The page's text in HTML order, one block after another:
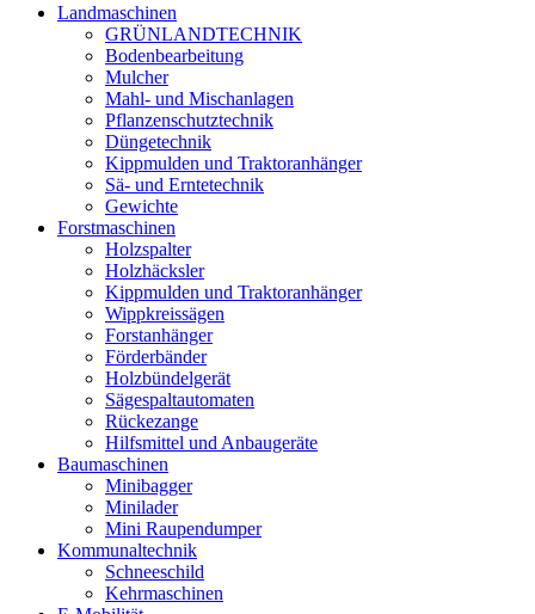
Landmaschinen
GRÜNLANDTECHNIK
Bodenbearbeitung
Mulcher
Mahl- und Mischanlagen
Pflanzenschutztechnik
Düngetechnik
Kippmulden und Traktoranhänger
Sä- und Erntetechnik
Gewichte
Forstmaschinen
Holzspalter
Holzhäcksler
Kippmulden und Traktoranhänger
Wippkreissägen
Forstanhänger
Förderbänder
Holzbündelgerät
Sägespaltautomaten
Rückezange
Hilfsmittel und Anbaugeräte
Baumaschinen
Minibagger
Minilader
Mini Raupendumper
Kommunaltechnik
Schneeschild
Kehrmaschinen